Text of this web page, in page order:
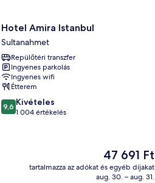
Hotel
Amira
Istanbul
Sultanahmet
Hotel Amira Istanbul
Sultanahmet
Repülőtéri transzfer
Ingyenes parkolás
Ingyenes wifi
Étterem
9.6
ennyiből:
9,6 Kivételes
1 004 értékelés
Az
ár
47 691 Ft
47 691 Ft
tartalmazza az adókat és egyéb díjakat
aug. 30. – aug. 31.